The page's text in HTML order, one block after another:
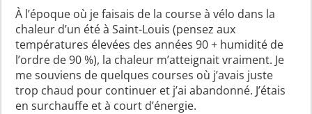
À l’époque où je faisais de la course à vélo dans la
chaleur d’un été à Saint-Louis (pensez aux
températures élevées des années 90 + humidité de
l’ordre de 90 %), la chaleur m’atteignait vraiment. Je
me souviens de quelques courses où j’avais juste
trop chaud pour continuer et j’ai abandonné. J’étais
en surchauffe et à court d’énergie.